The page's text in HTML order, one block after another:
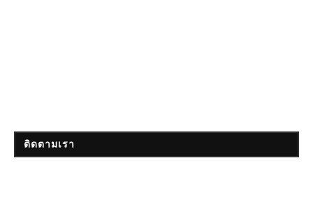
ติดตามเรา